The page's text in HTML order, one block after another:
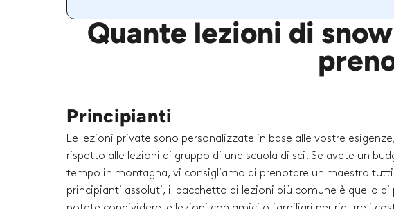
Quante lezioni di
Principianti
Le lezioni private sono personalizzate in base alle vostre
rispetto alle lezioni di gruppo di una scuola di sci. Se avete un
tempo in montagna, vi consigliamo di prenotare un maestro
principianti assoluti, il pacchetto di lezioni più comune è quello